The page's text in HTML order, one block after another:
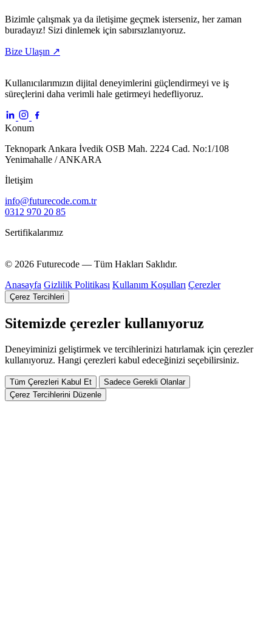
Bizimle çalışmak ya da iletişime geçmek isterseniz, her zaman
buradayız! Sizi dinlemek için sabırsızlanıyoruz.
Bize Ulaşın ↗
Kullanıcılarımızın dijital deneyimlerini güçlendirmeyi ve iş
süreçlerini daha verimli hale getirmeyi hedefliyoruz.
Konum
Teknopark Ankara İvedik OSB Mah. 2224 Cad. No:1/108
Yenimahalle / ANKARA
İletişim
info@futurecode.com.tr
0312 970 20 85
Sertifikalarımız
© 2026 Futurecode — Tüm Hakları Saklıdır.
Anasayfa Gizlilik Politikası Kullanım Koşulları Çerezler
Çerez Tercihleri
Sitemizde çerezler kullanıyoruz
Deneyiminizi geliştirmek ve tercihlerinizi hatırlamak için çerezler
kullanıyoruz. Hangi çerezleri kabul edeceğinizi seçebilirsiniz.
Tüm Çerezleri Kabul Et
Sadece Gerekli Olanlar
Çerez Tercihlerini Düzenle